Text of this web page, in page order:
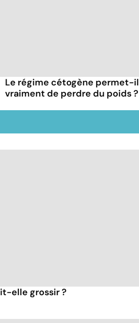
Le régime cétogène permet-il
vraiment de perdre du poids ?
elle grossir ?